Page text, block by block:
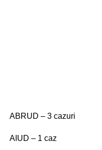
ABRUD – 3 cazuri
AIUD – 1 caz